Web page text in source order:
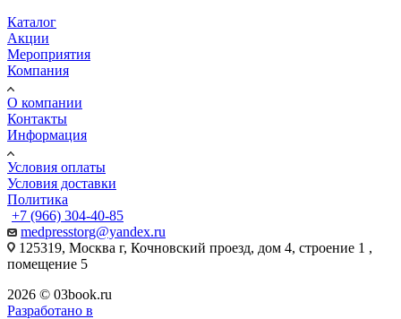
Каталог
Акции
Мероприятия
Компания
О компании
Контакты
Информация
Условия оплаты
Условия доставки
Политика
+7 (966) 304-40-85
medpresstorg@yandex.ru
125319, Москва г, Кочновский проезд, дом 4, строение 1 ,
помещение 5
2026 © 03book.ru
Разработано в